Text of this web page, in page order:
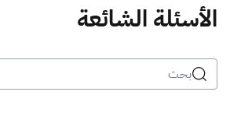
الأسئلة الشائعة